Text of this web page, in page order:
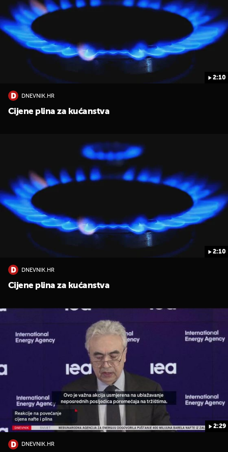
2:10
DNEVNIK.HR
Cijene plina za kućanstva
2:10
DNEVNIK.HR
Cijene plina za kućanstva
2:29
DNEVNIK.HR